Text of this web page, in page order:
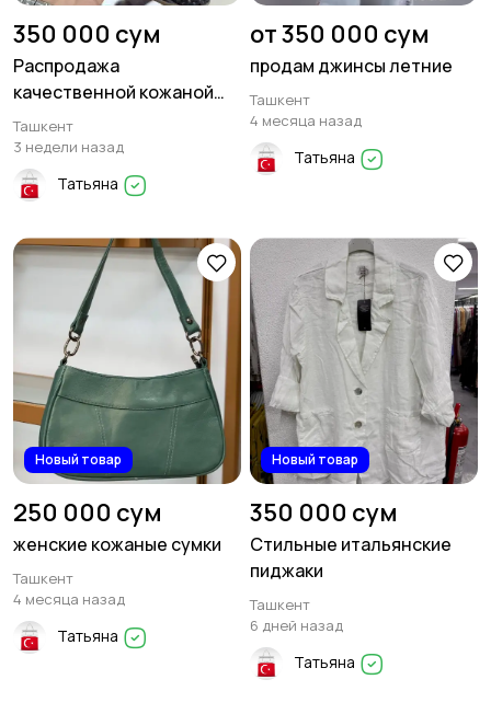
350 000 сум
Распродажа
качественной кожаной
обуви
Ташкент
3 недели назад
Татьяна
от 350 000 сум
продам джинсы летние
Ташкент
4 месяца назад
Татьяна
Новый товар
250 000 сум
женские кожаные сумки
Ташкент
4 месяца назад
Татьяна
Новый товар
350 000 сум
Стильные итальянские
пиджаки
Ташкент
6 дней назад
Татьяна